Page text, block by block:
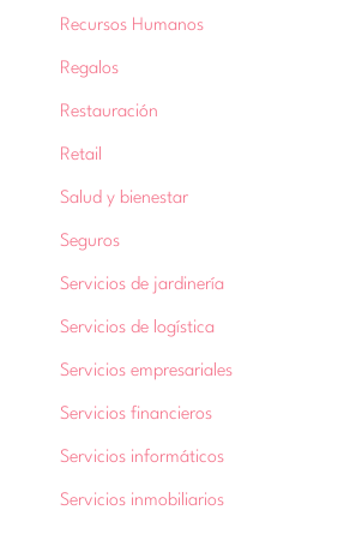
Recursos Humanos
Regalos
Restauración
Retail
Salud y bienestar
Seguros
Servicios de jardinería
Servicios de logística
Servicios empresariales
Servicios financieros
Servicios informáticos
Servicios inmobiliarios